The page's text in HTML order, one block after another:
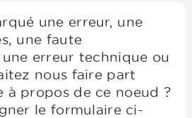
une erreur, une
une faute
erreur technique ou
nous faire part
à propos de ce noeud ?
le formulaire ci-